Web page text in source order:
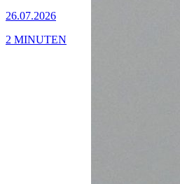
26.07.2026
2 MINUTEN